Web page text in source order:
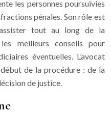
les personnes poursuivies
pénales. Son rôle est
tout au long de la
meilleurs conseils pour
éventuelles. L’avocat
de la procédure : de la
de justice.